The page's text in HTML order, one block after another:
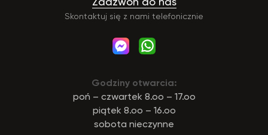
Skontaktuj się z nami telefonicznie
Godziny otwarcia:
poń – czwartek 8.oo – 17.oo
piątek 8.oo – 16.oo
sobota nieczynne